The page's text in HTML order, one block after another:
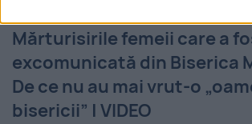
Mărturisirile femeii care a
excomunicată din Biserica
De ce nu au mai vrut-o
bisericii” | VIDEO